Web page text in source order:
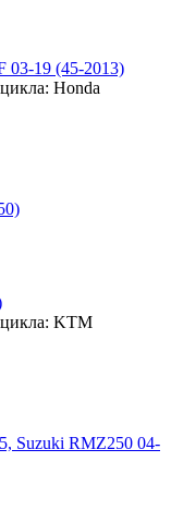
03-19 (45-2013)
Honda
KTM